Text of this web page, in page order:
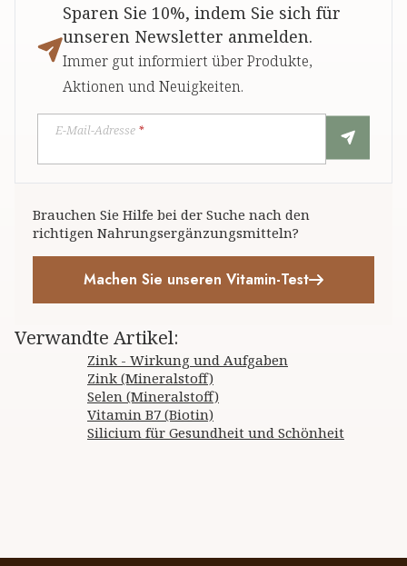
Sparen Sie 10%, indem Sie sich für
unseren Newsletter anmelden.
Immer gut informiert über Produkte,
Aktionen und Neuigkeiten.
E-Mail-Adresse *
Brauchen Sie Hilfe bei der Suche nach den
richtigen Nahrungsergänzungsmitteln?
Machen Sie unseren Vitamin-Test
Verwandte Artikel:
Zink - Wirkung und Aufgaben
Zink (Mineralstoff)
Selen (Mineralstoff)
Vitamin B7 (Biotin)
Silicium für Gesundheit und Schönheit